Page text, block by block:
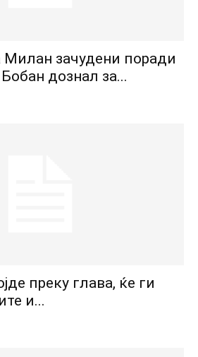
Милан зачудени поради
дознал за...
преку глава, ќе ги
и...